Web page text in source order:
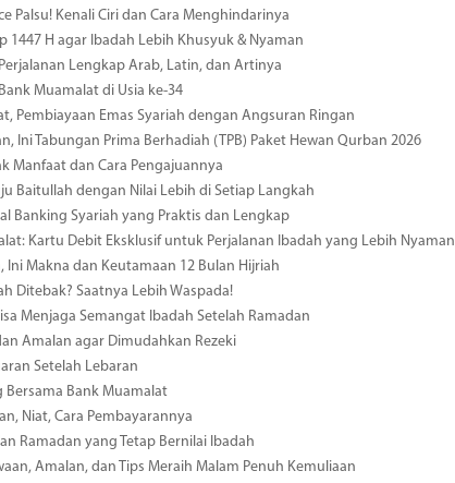
Palsu! Kenali Ciri dan Cara Menghindarinya
1447 H agar Ibadah Lebih Khusyuk & Nyaman
Lengkap Arab, Latin, dan Artinya
Muamalat di Usia ke-34
Pembiayaan Emas Syariah dengan Angsuran Ringan
Ini Tabungan Prima Berhadiah (TPB) Paket Hewan Qurban 2026
Manfaat dan Cara Pengajuannya
Baitullah dengan Nilai Lebih di Setiap Langkah
Banking Syariah yang Praktis dan Lengkap
Kartu Debit Eksklusif untuk Perjalanan Ibadah yang Lebih Nyaman
Makna dan Keutamaan 12 Bulan Hijriah
Ditebak? Saatnya Lebih Waspada!
Menjaga Semangat Ibadah Setelah Ramadan
Amalan agar Dimudahkan Rezeki
Setelah Lebaran
Bersama Bank Muamalat
Niat, Cara Pembayarannya
Ramadan yang Tetap Bernilai Ibadah
Amalan, dan Tips Meraih Malam Penuh Kemuliaan